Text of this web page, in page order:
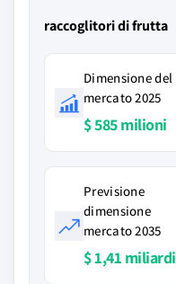
raccoglitori di frutta
Dimensione del
mercato 2025
$ 585 milioni
Previsione
dimensione
mercato 2035
$ 1,41 miliardi